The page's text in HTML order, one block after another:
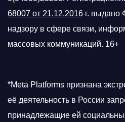
68007 от 21.12.2016 г. выдано
надзору в сфере связи,
массовых коммуникаций. 16+
*Meta Platforms признана
её деятельность в России
принадлежащие ей